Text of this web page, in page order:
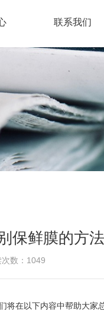
联系我们
保鲜膜的方法
次数：1049
将在以下内容中帮助大家